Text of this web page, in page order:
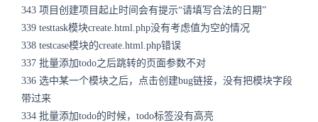
343 项目创建项目起止时间会有提示“请填写合法的日期”
339 testtask模块create.html.php没有考虑值为空的情况
338 testcase模块的create.html.php错误
337 批量添加todo之后跳转的页面参数不对
336 选中某一个模块之后，点击创建bug链接，没有把模块字段
带过来
334 批量添加todo的时候，todo标签没有高亮